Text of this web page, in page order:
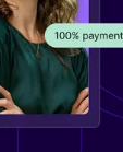
싱
통합
한 글로벌 HR 및
확장